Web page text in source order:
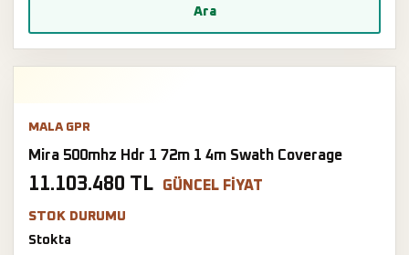
Ara
MALA GPR
Mira 500mhz Hdr 1 72m 1 4m Swath Coverage
11.103.480 TL GÜNCEL FIYAT
STOK DURUMU
Stokta